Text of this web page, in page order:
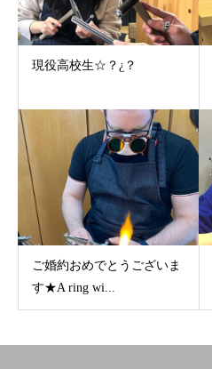
現役高校生☆？¿？
ご婚約おめでとうございま
す★A ring wi...